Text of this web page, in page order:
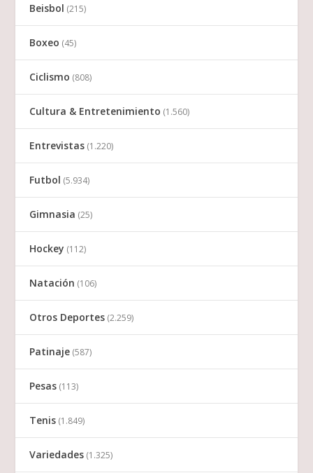
Beisbol (215)
Boxeo (45)
Ciclismo (808)
Cultura & Entretenimiento (1.560)
Entrevistas (1.220)
Futbol (5.934)
Gimnasia (25)
Hockey (112)
Natación (106)
Otros Deportes (2.259)
Patinaje (587)
Pesas (113)
Tenis (1.849)
Variedades (1.325)